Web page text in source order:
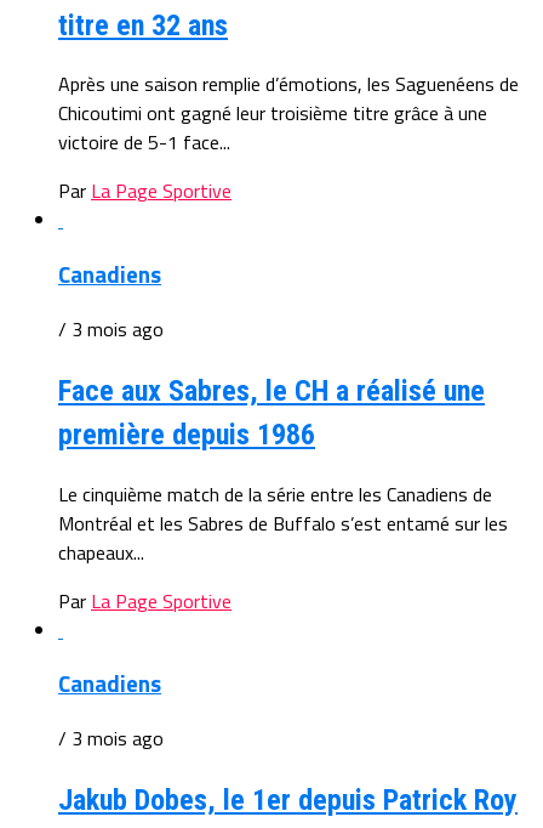
titre en 32 ans
Après une saison remplie d’émotions, les Saguenéens de
Chicoutimi ont gagné leur troisième titre grâce à une
victoire de 5-1 face...
Par La Page Sportive
Canadiens
/ 3 mois ago
Face aux Sabres, le CH a réalisé une
première depuis 1986
Le cinquième match de la série entre les Canadiens de
Montréal et les Sabres de Buffalo s’est entamé sur les
chapeaux...
Par La Page Sportive
Canadiens
/ 3 mois ago
Jakub Dobes, le 1er depuis Patrick Roy